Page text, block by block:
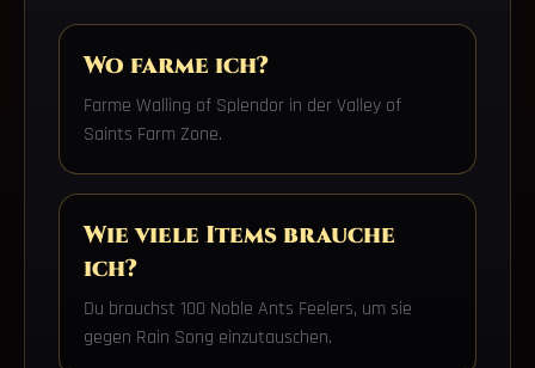
Wo farme ich?
Farme Walling of Splendor in der Valley of
Saints Farm Zone.
Wie viele Items brauche
ich?
Du brauchst 100 Noble Ants Feelers, um sie
gegen Rain Song einzutauschen.